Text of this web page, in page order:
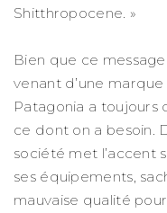
Shitthropocene. »
Bien que ce
venant d’une
Patagonia a toujours
ce dont on a besoin.
société met l’accent
ses équipements,
mauvaise qualité